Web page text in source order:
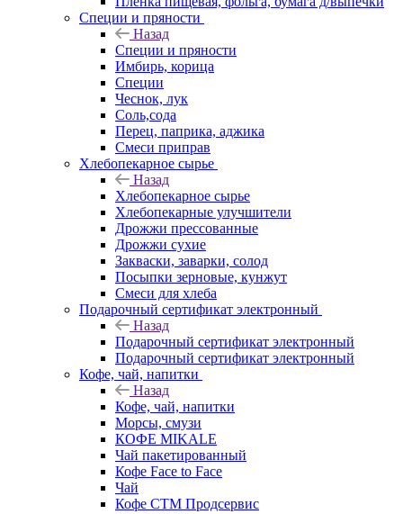
Специи и пряности
Назад
Специи и пряности
Имбирь, корица
Специи
Чеснок, лук
Соль,сода
Перец, паприка, аджика
Смеси приправ
Хлебопекарное сырье
Назад
Хлебопекарное сырье
Хлебопекарные улучшители
Дрожжи прессованные
Дрожжи сухие
Закваски, заварки, солод
Посыпки зерновые, кунжут
Смеси для хлеба
Подарочный сертификат электронный
Назад
Подарочный сертификат электронный
Подарочный сертификат электронный
Кофе, чай, напитки
Назад
Кофе, чай, напитки
Морсы, смузи
КОФЕ MIKALE
Чай пакетированный
Кофе Face to Face
Чай
Кофе СТМ Продсервис